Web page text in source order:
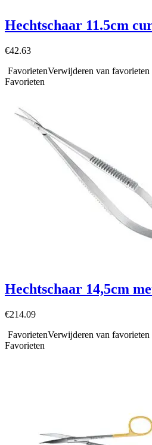
Hechtschaar 11.5cm
€42.63
FavorietenVerwijderen van favorieten
Favorieten
Hechtschaar 14,5cm
€214.09
FavorietenVerwijderen van favorieten
Favorieten